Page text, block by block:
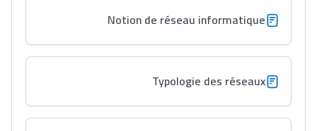
Notion de réseau informatique
Typologie des réseaux